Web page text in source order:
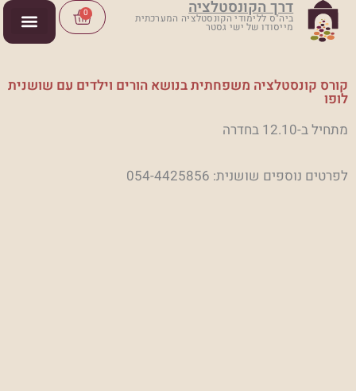
דילוג
לתוכן
דרך הקונסטלציה
ביה"ס ללימודי הקונסטלציה המערכתית
מייסודו של ישי גסטר
0
Cart
קורס קונסטלציה משפחתית בנושא הורים וילדים עם שושנית
לופו
מתחיל ב-12.10 בחדרה
לפרטים נוספים שושנית: 054-4425856